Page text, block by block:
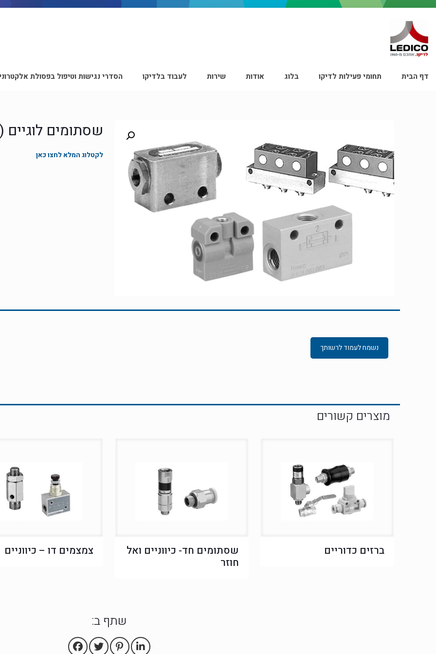
דף הבית תחומי פעילות לדיקו בלוג אודות שירות לעבוד בלדיקו הסדרי נגישות וטיפול בפסולת
שסתומים לוגיים (AND/OR)
לקטלוג המלא לחצו כאן
נשמח לעמוד לרשותך
ברזים כדוריים
שסתומים חד- כיווניים ואל
חוזר
צמצמים דו – כיווניים
שתף ב: